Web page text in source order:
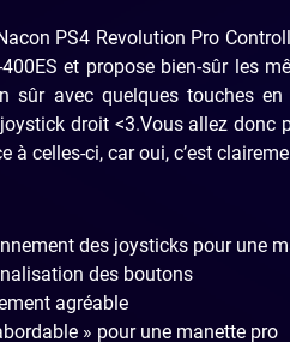
PS4 Revolution Pro
et propose bien-sûr les
sûr avec quelques touches
droit <3.Vous allez donc
à celles-ci, car oui, c’est
des joysticks pour une
des boutons
agréable
» pour une manette pro